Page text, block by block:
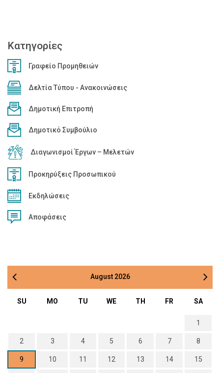
Κατηγορίες
Γραφείο Προμηθειών
Δελτία Τύπου - Ανακοινώσεις
Δημοτική Επιτροπή
Δημοτικό Συμβούλιο
Διαγωνισμοί Έργων – Μελετών
Προκηρύξεις Προσωπικού
Εκδηλώσεις
Αποφάσεις
August 2026
SU MO TU WE TH FR SA
1
2 3 4 5 6 7 8
9 10 11 12 13 14 15